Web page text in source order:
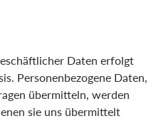
Daten erfolgt
Personenbezogene Daten,
übermitteln, werden
sie uns übermittelt